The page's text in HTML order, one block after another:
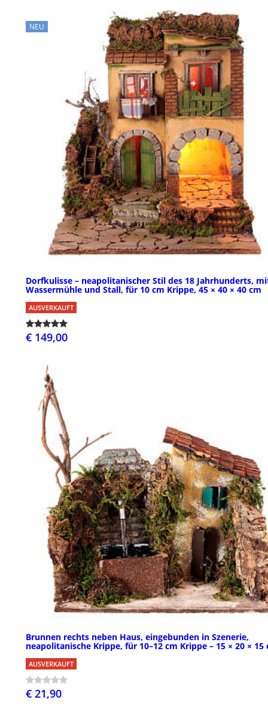
NEU
Dorfkulisse – neapolitanischer Stil des 18 Jahrhunderts,
Wassermühle und Stall, für 10 cm Krippe, 45 × 40 × 40 cm
AUSVERKAUFT
€ 149,00
Brunnen rechts neben Haus, eingebunden in Szenerie,
neapolitanische Krippe, für 10–12 cm Krippe – 15 × 20 × 15
AUSVERKAUFT
€ 21,90